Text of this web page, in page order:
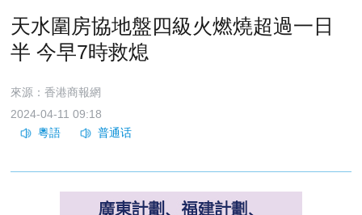
天水圍房協地盤四級火燃燒超過一日
半 今早7時救熄
來源：香港商報網
2024-04-11 09:18